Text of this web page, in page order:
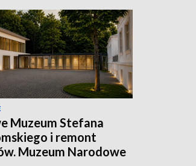
Muzeum Stefana
i remont
Muzeum Narodowe